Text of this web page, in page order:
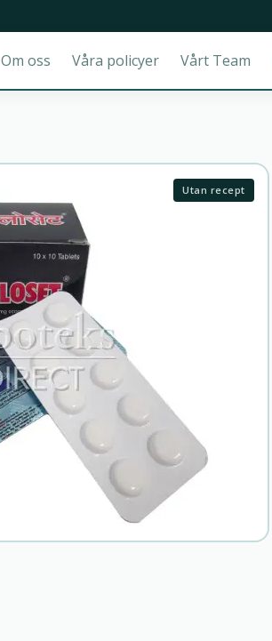
Om oss Våra policyer Vårt Team
Utan recept